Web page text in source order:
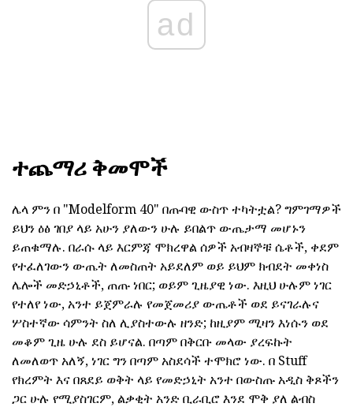
ad
ተጨማሪ ቅመሞች
ሌላ ምን በ "Modelform 40" በጡባዊ ውስጥ ተካትቷል? ግምገማዎች
ይህን ዕፅ ገበያ ላይ አሁን ያለውን ሁሉ ይበልጥ ውጤታማ መሆኑን
ይጠቁማሉ. በራሱ ላይ እርምጃ ሞክረዋል ሰዎች አብዛኞቹ ሴቶች, ቀደም
የተፈለገውን ውጤት ለመስጠት አይደለም ወይ ይህም ክብደት መቀነስ
ሌሎች መድኃኒቶች, ጠጡ ነበር; ወይም ጊዜያዊ ነው. እዚህ ሁሉም ነገር
የተለየ ነው, አንተ ይጀምራሉ የመጀመሪያ ውጤቶች ወደ ይናገራሉና
ሦስተኛው ሳምንት ስለ ሊያስተውሉ ዘንድ; ከዚያም ሚዛን እነሱን ወደ
መቆም ጊዜ ሁሉ ደስ ይሆናል. በጣም በቅርቡ መላው ያረፍኩት
ለመለወጥ አለኝ, ነገር ግን በጣም አስደሳች ተሞክሮ ነው. በ Stuff
የክረምት እና በጸደይ ወቅት ላይ የመድኃኒት አንተ በውስጡ አዲስ ቅጾችን
ጋር ሁሉ የሚያስገርም, ልቃቂት አንድ ቢራቢሮ እንደ ሞቅ ያለ ልብስ